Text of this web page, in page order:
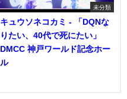
未分類
キュウソネコカミ - 「DQNな
りたい、40代で死にたい」
DMCC 神戸ワールド記念ホー
ル